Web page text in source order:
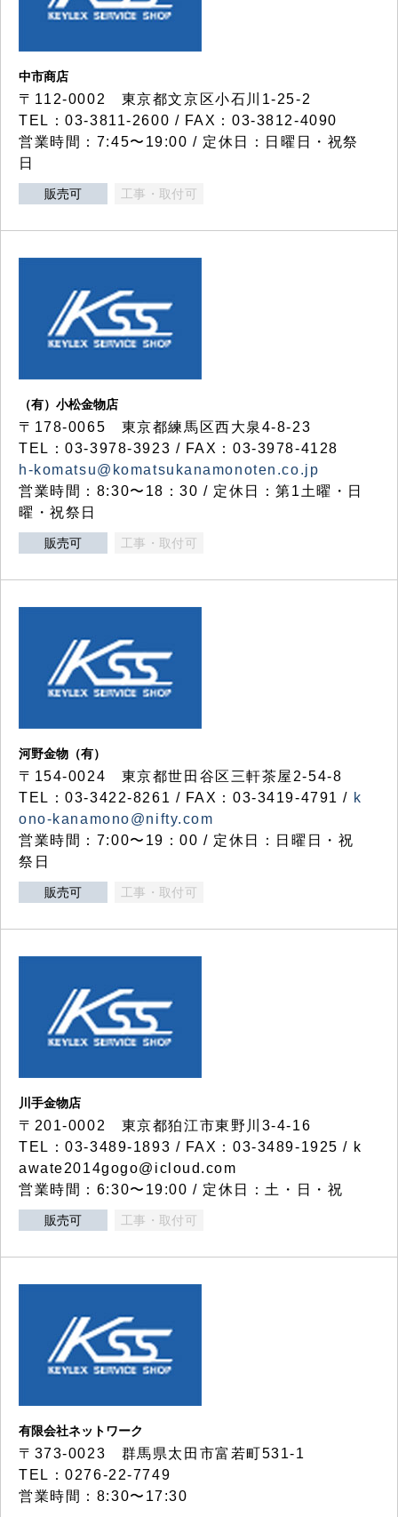
中市商店
〒112-0002 東京都文京区小石川1-25-2
TEL：03-3811-2600 / FAX：03-3812-4090
営業時間：7:45〜19:00 / 定休日：日曜日・祝祭
日
販売可 工事・取付可
（有）小松金物店
〒178-0065 東京都練馬区西大泉4-8-23
TEL：03-3978-3923 / FAX：03-3978-4128
h-komatsu@komatsukanamonoten.co.jp
営業時間：8:30〜18：30 / 定休日：第1土曜・日
曜・祝祭日
販売可 工事・取付可
河野金物（有）
〒154-0024 東京都世田谷区三軒茶屋2-54-8
TEL：03-3422-8261 / FAX：03-3419-4791 / k
ono-kanamono@nifty.com
営業時間：7:00〜19：00 / 定休日：日曜日・祝
祭日
販売可 工事・取付可
川手金物店
〒201-0002 東京都狛江市東野川3-4-16
TEL：03-3489-1893 / FAX：03-3489-1925 / k
awate2014gogo@icloud.com
営業時間：6:30〜19:00 / 定休日：土・日・祝
販売可 工事・取付可
有限会社ネットワーク
〒373-0023 群馬県太田市富若町531-1
TEL：0276-22-7749
営業時間：8:30〜17:30